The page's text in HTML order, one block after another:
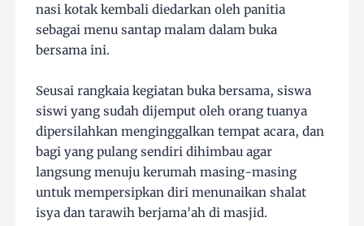
nasi kotak kembali diedarkan oleh panitia
sebagai menu santap malam dalam buka
bersama ini.
Seusai rangkaia kegiatan buka bersama, siswa
siswi yang sudah dijemput oleh orang tuanya
dipersilahkan menginggalkan tempat acara, dan
bagi yang pulang sendiri dihimbau agar
langsung menuju kerumah masing-masing
untuk mempersipkan diri menunaikan shalat
isya dan tarawih berjama'ah di masjid.